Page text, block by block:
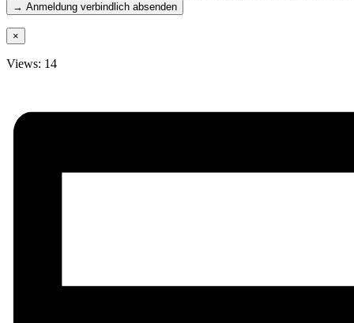
×
Views: 14